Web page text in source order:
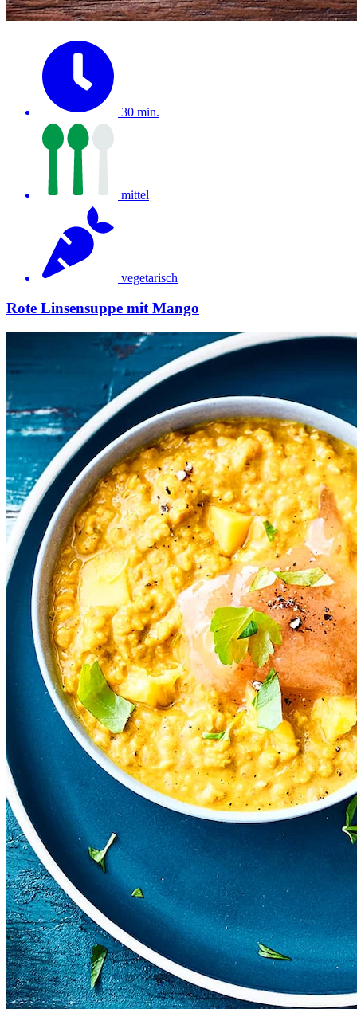
30 min.
mittel
vegetarisch
Rote Linsensuppe mit Mango